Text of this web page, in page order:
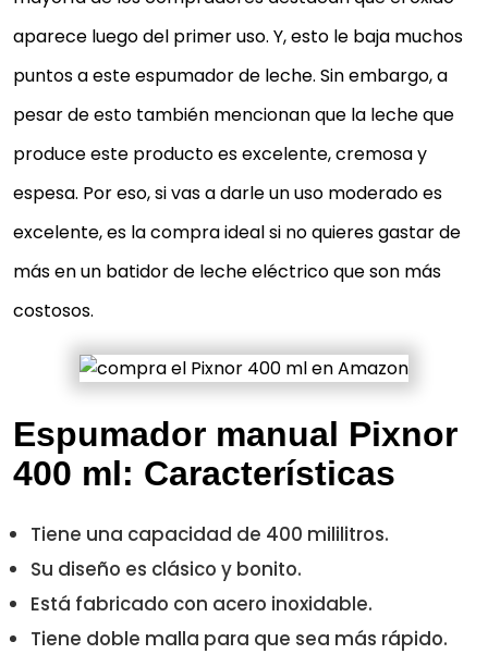
aparece luego del primer uso. Y, esto le baja muchos
puntos a este espumador de leche. Sin embargo, a
pesar de esto también mencionan que la leche que
produce este producto es excelente, cremosa y
espesa. Por eso, si vas a darle un uso moderado es
excelente, es la compra ideal si no quieres gastar de
más en un batidor de leche eléctrico que son más
costosos.
Espumador manual Pixnor
400 ml: Características
Tiene una capacidad de 400 mililitros.
Su diseño es clásico y bonito.
Está fabricado con acero inoxidable.
Tiene doble malla para que sea más rápido.